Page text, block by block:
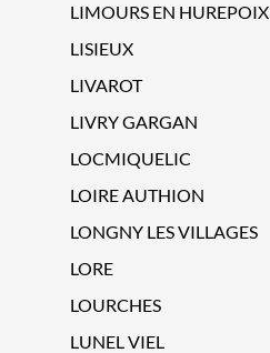
LIMOURS EN HUREPOIX
LISIEUX
LIVAROT
LIVRY GARGAN
LOCMIQUELIC
LOIRE AUTHION
LONGNY LES VILLAGES
LORE
LOURCHES
LUNEL VIEL